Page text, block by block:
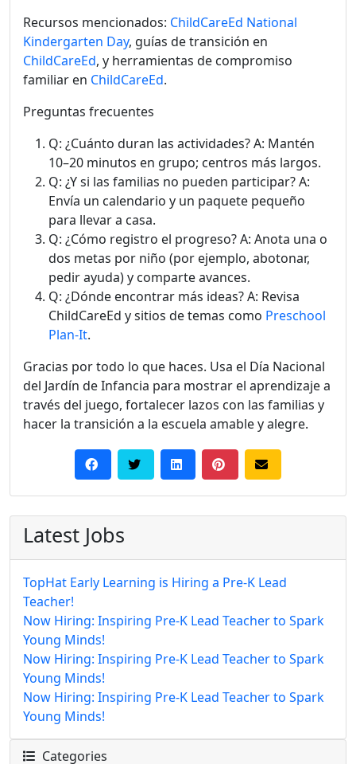
Recursos mencionados: ChildCareEd National
Kindergarten Day, guías de transición en
ChildCareEd, y herramientas de compromiso
familiar en ChildCareEd.
Preguntas frecuentes
Q: ¿Cuánto duran las actividades? A: Mantén
10–20 minutos en grupo; centros más largos.
Q: ¿Y si las familias no pueden participar? A:
Envía un calendario y un paquete pequeño
para llevar a casa.
Q: ¿Cómo registro el progreso? A: Anota una o
dos metas por niño (por ejemplo, abotonar,
pedir ayuda) y comparte avances.
Q: ¿Dónde encontrar más ideas? A: Revisa
ChildCareEd y sitios de temas como Preschool
Plan-It.
Gracias por todo lo que haces. Usa el Día Nacional
del Jardín de Infancia para mostrar el aprendizaje a
través del juego, fortalecer lazos con las familias y
hacer la transición a la escuela amable y alegre.
Latest Jobs
TopHat Early Learning is Hiring a Pre-K Lead
Teacher!
Now Hiring: Inspiring Pre-K Lead Teacher to Spark
Young Minds!
Now Hiring: Inspiring Pre-K Lead Teacher to Spark
Young Minds!
Now Hiring: Inspiring Pre-K Lead Teacher to Spark
Young Minds!
Categories